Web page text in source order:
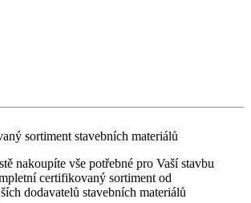
sortiment stavebních materiálů
nakoupíte vše potřebné pro Vaší stavbu
certifikovaný sortiment od
dodavatelů stavebních materiálů